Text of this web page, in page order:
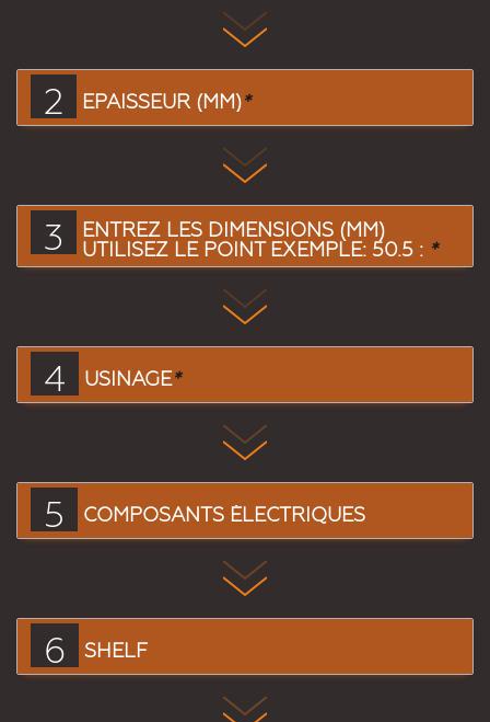
2 EPAISSEUR (MM)*
3
ENTREZ LES DIMENSIONS (MM)
UTILISEZ LE POINT EXEMPLE: 50.5 : *
4 USINAGE*
5 COMPOSANTS ÉLECTRIQUES
6 SHELF